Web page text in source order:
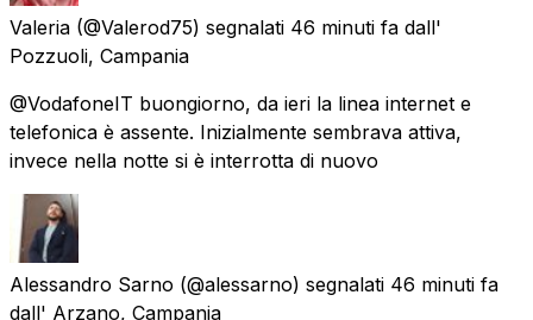
Valeria (@Valerod75) segnalati 46 minuti fa dall'
Pozzuoli, Campania
@VodafoneIT buongiorno, da ieri la linea internet e
telefonica è assente. Inizialmente sembrava attiva,
invece nella notte si è interrotta di nuovo
Alessandro Sarno (@alessarno) segnalati 46 minuti fa
dall' Arzano, Campania